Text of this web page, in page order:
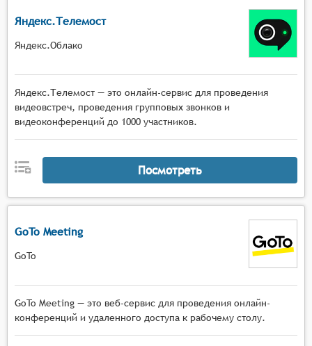
Яндекс.Телемост
Яндекс.Облако
Яндекс.Телемост — это онлайн-сервис для проведения
видеовстреч, проведения групповых звонков и
видеоконференций до 1000 участников.
Посмотреть
GoTo Meeting
GoTo
GoTo Meeting — это веб-сервис для проведения онлайн-
конференций и удаленного доступа к рабочему столу.